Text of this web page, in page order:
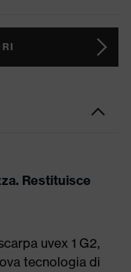
Restituisce
uvex 1 G2,
tecnologia di